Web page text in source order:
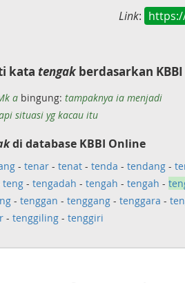
Link:
kata tengakberdasarkan
abingung: tampaknya ia menjadi
situasi yg kacau itu
di database KBBI Online
- tenar- tenat- tenda - tendang-
teng- tengadah - tengah - tengah -
- tenggan - tenggang- tenggara -
- tenggiling- tenggiri